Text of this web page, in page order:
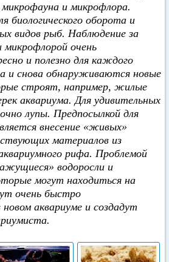
и микрофлора.
биологического оборота и
видов рыб. Наблюдение за
очень
и полезно для каждого
и снова обнаруживаются новые
строят, например, жилые
аквариума. Для удивительных
лупы. Предпосылкой для
внесение «живых»
материалов из
рифа. Проблемой
водоросли и
могут находиться на
очень быстро
аквариуме и создадут